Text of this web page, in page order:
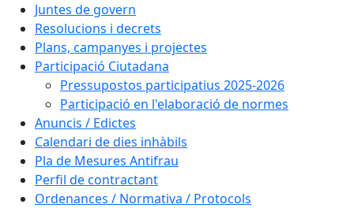
Juntes de govern
Resolucions i decrets
Plans, campanyes i projectes
Participació Ciutadana
Pressupostos participatius 2025-2026
Participació en l'elaboració de normes
Anuncis / Edictes
Calendari de dies inhàbils
Pla de Mesures Antifrau
Perfil de contractant
Ordenances / Normativa / Protocols